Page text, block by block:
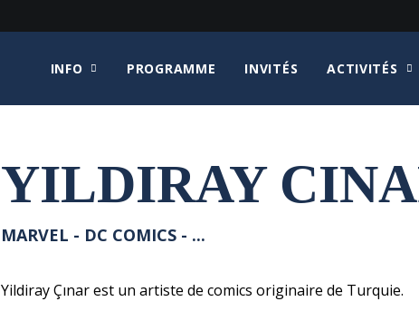
INFO PROGRAMME INVITÉS ACTIVITÉS
YILDIRAY
MARVEL - DC COMICS - ...
Yildiray Çınar est un artiste de comics originaire de Turquie.